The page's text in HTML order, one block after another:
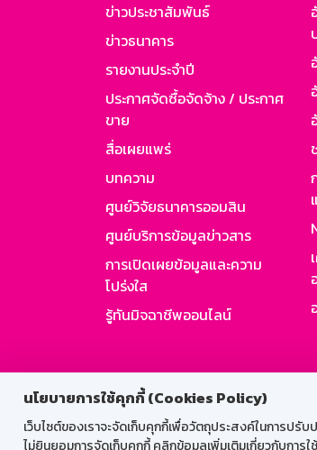
นโยบายการใช้คุกกี้ (Cookies Policy)
เว็บไซต์ของเราจะจัดเก็บคุกกี้เพื่อวัตถุประสงค์ในการปรั
ไม่ยินยอมการจัดเก็บคุกกี้ คลิกข้อมูลเพิ่มเติมเกี่ยวกับการใ
ข่าวประชาสัมพันธ์
ข่าวธนาคาร
รายงานประจำปี
ประกาศจัดซื้อจัดจ้าง / ประกาศ
ขาย
สื่อเผยแพร่
บทความ
ศูนย์วิจัยธนาคารออมสิน
ศูนย์บริการข้อมูลข่าวสาร
การเปิดเผยข้อมูลและความ
โปร่งใส
รู้ทันมิจฉาชีพออนไลน์